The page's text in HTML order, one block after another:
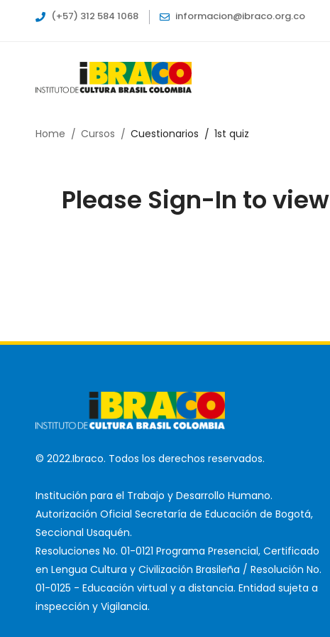
(+57) 312 584 1068 informacion@ibraco.org.co
Home Cursos Cuestionarios 1st quiz
Please Sign-In to
© 2022.Ibraco. Todos los derechos reservados.
Institución para el Trabajo y Desarrollo Humano.
Autorización Oficial Secretaría de Educación de Bogotá,
Seccional Usaquén.
Resoluciones No. 01-0121 Programa Presencial, Certificado
en Lengua Cultura y Civilización Brasileña / Resolución No.
01-0125 - Educación virtual y a distancia. Entidad sujeta a
inspección y Vigilancia.